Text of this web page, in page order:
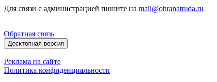
Для связи с администрацией пишите на mail@ohranatruda.ru
Обратная связь
Десктопная версия
Реклама на сайте
Политика конфиденциальности